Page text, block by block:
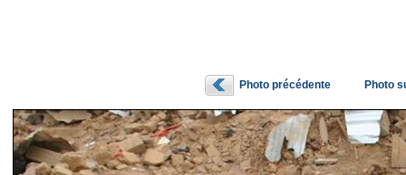
Photo précédente Photo